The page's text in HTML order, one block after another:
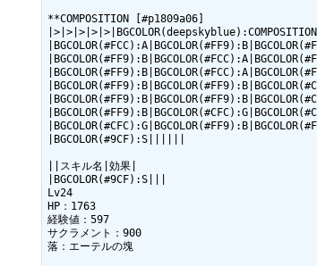
**COMPOSITION [#p1809a06]
|>|>|>|>|>|BGCOLOR(deepskyblue):COMPOSITION|
|BGCOLOR(#9CF):S||||||
||スキル名|効果|
|BGCOLOR(#9CF):S|||
Lv24
HP：1763
経験値：597
サクラメント：900
落：エーテルの塊